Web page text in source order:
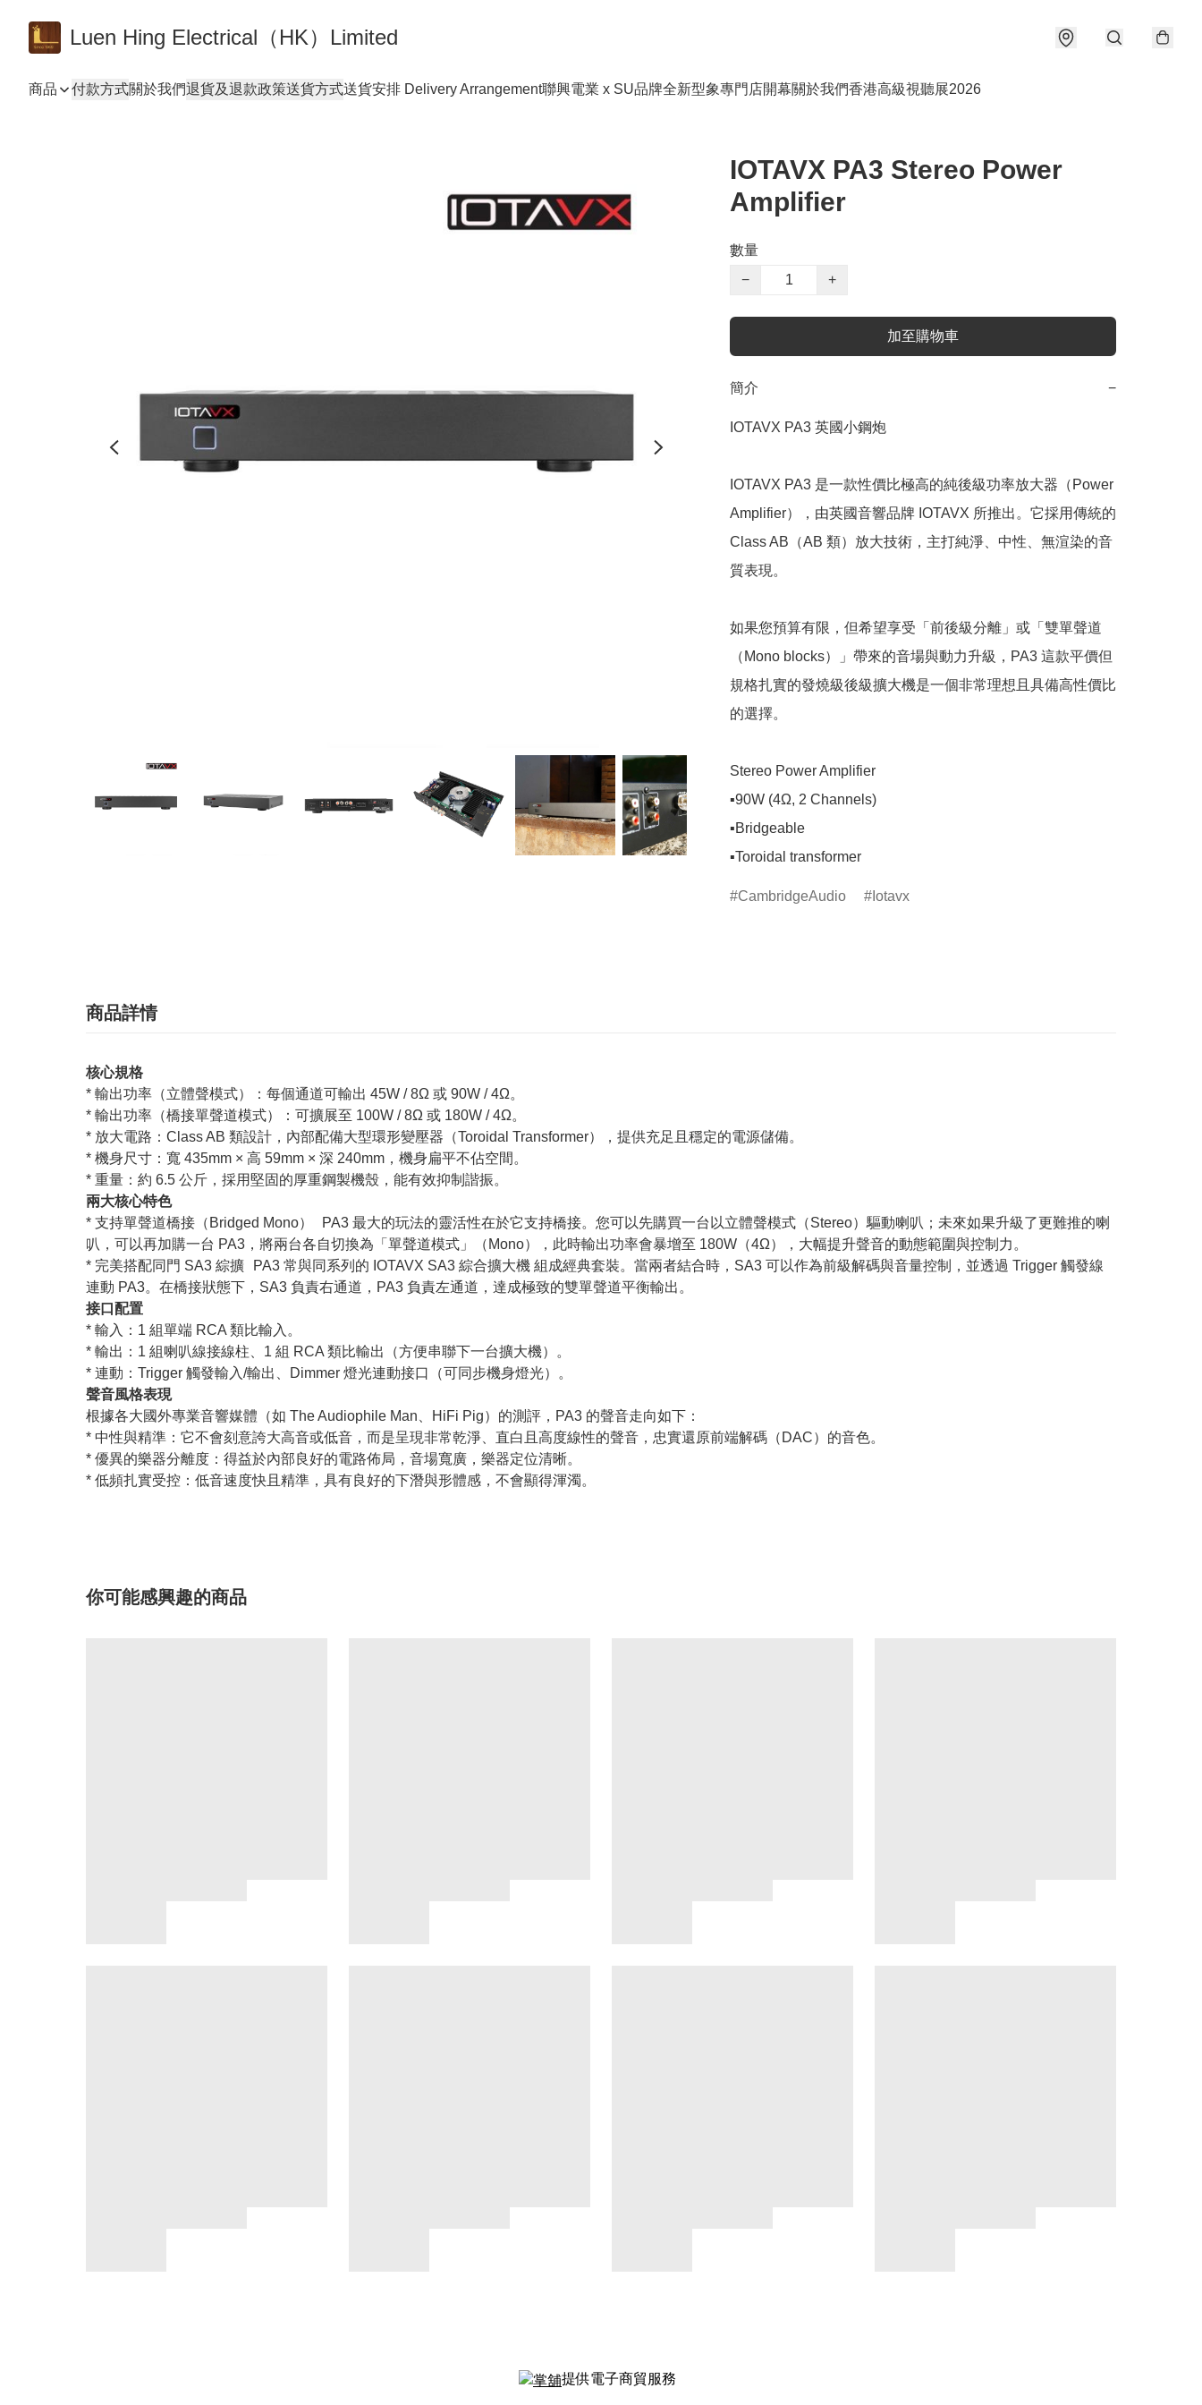
Luen Hing Electrical（HK）Limited
商品 付款方式關於我們退貨及退款政策送貨方式送貨安排 Delivery Arrangement聯興電業 x SU品牌全新型象專門店開幕關於我們香港高級視聽展2026
IOTAVX PA3 Stereo Power
Amplifier
數量
−
+
加至購物車
簡介 −
IOTAVX PA3 英國小鋼炮
IOTAVX PA3 是一款性價比極高的純後級功率放大器（Power
Amplifier），由英國音響品牌 IOTAVX 所推出。它採用傳統的
Class AB（AB 類）放大技術，主打純淨、中性、無渲染的音
質表現。
如果您預算有限，但希望享受「前後級分離」或「雙單聲道
（Mono blocks）」帶來的音場與動力升級，PA3 這款平價但
規格扎實的發燒級後級擴大機是一個非常理想且具備高性價比
的選擇。
Stereo Power Amplifier
▪️90W (4Ω, 2 Channels)
▪️Bridgeable
▪️Toroidal transformer
CambridgeAudio Iotavx
商品詳情
核心規格
* 輸出功率（立體聲模式）：每個通道可輸出 45W / 8Ω 或 90W / 4Ω。
* 輸出功率（橋接單聲道模式）：可擴展至 100W / 8Ω 或 180W / 4Ω。
* 放大電路：Class AB 類設計，內部配備大型環形變壓器（Toroidal Transformer），提供充足且穩定的電源儲備。
* 機身尺寸：寬 435mm × 高 59mm × 深 240mm，機身扁平不佔空間。
* 重量：約 6.5 公斤，採用堅固的厚重鋼製機殼，能有效抑制諧振。
兩大核心特色
* 支持單聲道橋接（Bridged Mono） PA3 最大的玩法的靈活性在於它支持橋接。您可以先購買一台以立體聲模式（Stereo）驅動喇叭；未來如果升級了更難推的喇
叭，可以再加購一台 PA3，將兩台各自切換為「單聲道模式」（Mono），此時輸出功率會暴增至 180W（4Ω），大幅提升聲音的動態範圍與控制力。
* 完美搭配同門 SA3 綜擴 PA3 常與同系列的 IOTAVX SA3 綜合擴大機 組成經典套裝。當兩者結合時，SA3 可以作為前級解碼與音量控制，並透過 Trigger 觸發線
連動 PA3。在橋接狀態下，SA3 負責右通道，PA3 負責左通道，達成極致的雙單聲道平衡輸出。
接口配置
* 輸入：1 組單端 RCA 類比輸入。
* 輸出：1 組喇叭線接線柱、1 組 RCA 類比輸出（方便串聯下一台擴大機）。
* 連動：Trigger 觸發輸入/輸出、Dimmer 燈光連動接口（可同步機身燈光）。
聲音風格表現
根據各大國外專業音響媒體（如 The Audiophile Man、HiFi Pig）的測評，PA3 的聲音走向如下：
* 中性與精準：它不會刻意誇大高音或低音，而是呈現非常乾淨、直白且高度線性的聲音，忠實還原前端解碼（DAC）的音色。
* 優異的樂器分離度：得益於內部良好的電路佈局，音場寬廣，樂器定位清晰。
* 低頻扎實受控：低音速度快且精準，具有良好的下潛與形體感，不會顯得渾濁。
你可能感興趣的商品
提供電子商貿服務